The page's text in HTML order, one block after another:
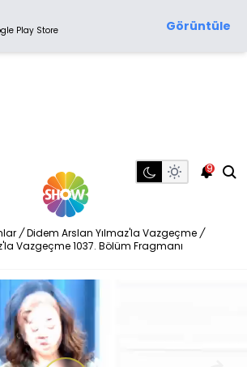
Play Store Görüntüle
9
/ Didem Arslan Yılmaz'la Vazgeçme /
Vazgeçme 1037. Bölüm Fragmanı